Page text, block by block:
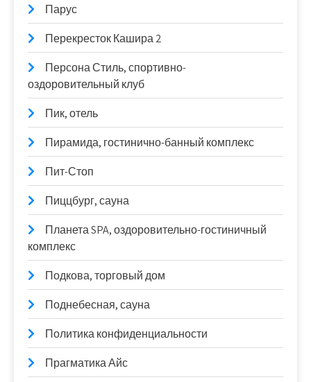
Парус
Перекресток Кашира 2
Персона Стиль, спортивно-
оздоровительный клуб
Пик, отель
Пирамида, гостинично-банный комплекс
Пит-Стоп
Пиццбург, сауна
Планета SPA, оздоровительно-гостиничный
комплекс
Подкова, торговый дом
Поднебесная, сауна
Политика конфиденциальности
Прагматика Айс